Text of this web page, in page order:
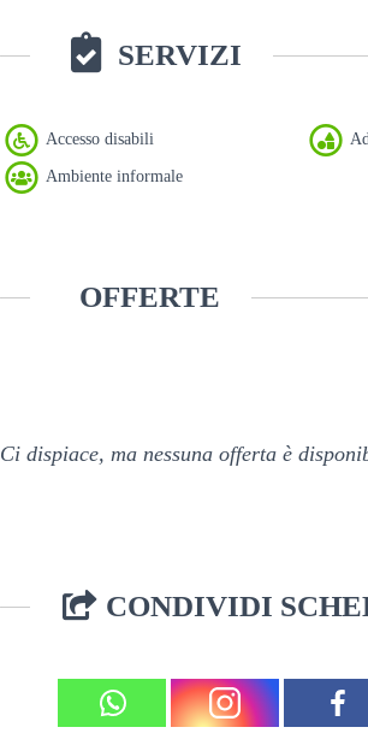
SERVIZI
Accesso disabili
Ambiente informale
OFFERTE
Ci dispiace, ma nessuna offerta è
CONDIVIDI